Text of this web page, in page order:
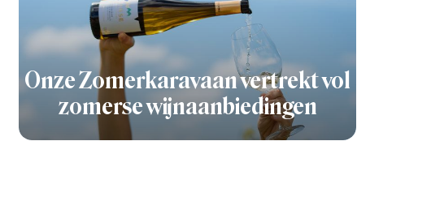
Onze Zomerkaravaan vertrekt vol
zomerse wijnaanbiedingen